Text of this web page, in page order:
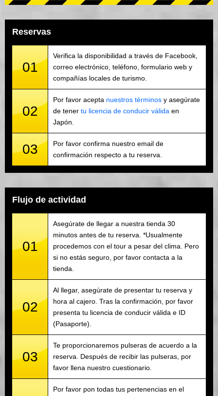
Reservas
01
Verifica la disponibilidad a través de Facebook,
correo electrónico, teléfono, formulario web y
compañías locales de turismo.
02
Por favor acepta nuestros términos y asegúrate
de tener tu licencia de conducir válida en
Japón.
03
Por favor confirma nuestro email de
confirmación respecto a tu reserva.
Flujo de actividad
01
Asegúrate de llegar a nuestra tienda 30
minutos antes de tu reserva. *Usualmente
procedemos con el tour a pesar del clima. Pero
si no estás seguro, por favor contacta a la
tienda.
02
Al llegar, asegúrate de presentar tu reserva y
hora al cajero. Tras la confirmación, por favor
presenta tu licencia de conducir válida e ID
(Pasaporte).
03
Te proporcionaremos pulseras de acuerdo a la
reserva. Después de recibir las pulseras, por
favor llena nuestro cuestionario.
Por favor pon todas tus pertenencias en el